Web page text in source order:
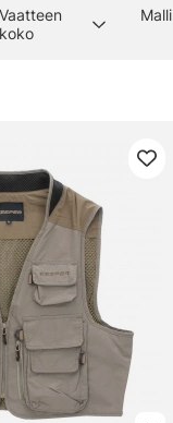
Vaatteen
koko
Malli